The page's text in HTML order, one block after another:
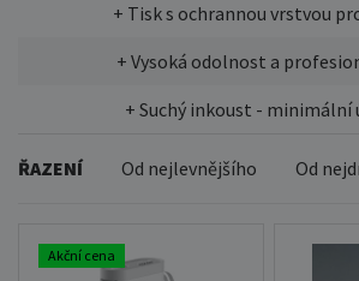
+ Tisk s ochrannou vrstvou
+ Vysoká odolnost a
+ Suchý inkoust - minimální
ŘAZENÍ Od nejlevnějšího Od
Akční cena